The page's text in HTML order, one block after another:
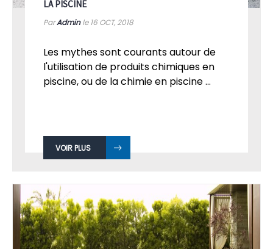
LA PISCINE
ParAdminle 16 OCT, 2018
Les mythes sont courants autour de
l'utilisation de produits chimiques en
piscine, ou de la chimie en piscine ...
VOIR PLUS